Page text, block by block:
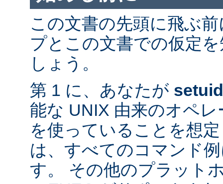
この文書の先頭に飛ぶ
プとこの文書での仮定
しょう。
第 1 に、あなたが setuid
能な UNIX 由来のオペ
を使っていることを想
は、すべてのコマンド
す。 その他のプラット